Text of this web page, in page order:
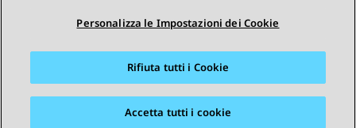
Mappa del sito Condizioni d'uso
Privacy
Marchi commerciali
Personalizza le Impostazioni dei Cookie
Rifiuta tutti i Cookie
Accetta tutti i cookie